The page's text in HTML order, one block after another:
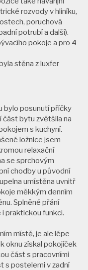
rozvody v hliníku,
poruchová
potrubí a další).
pokoje a pro 4
stěna z luxfer
bylo posunutí příčky
část bytu zvětšila na
s kuchyní.
ložnice jsem
relaxační
se sprchovým
chodby u původní
umístěna uvnitř
měkkým denním
Splněné přání
praktickou funkci.
místě, je ale lépe
oknu získal pokojíček
část s pracovními
s postelemi v zadní